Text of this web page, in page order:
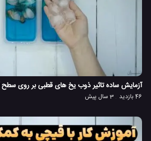
آزمایش ساده تاثیر ذوب یخ های قطبی بر روی سطح
46 بازدید 3 سال پیش